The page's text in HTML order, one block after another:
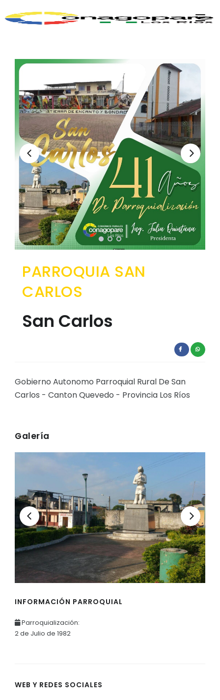
PARROQUIAS
INSTITUCIÓN
TRANSPARENCIA
EJECUCIÓN Y PRESUPUESTO
GESTIÓN ADMINISTRATIVA
Plan Anual Contratación - PAC
Plan Operativo Anual - POA
Gestión Institucional
Capacitaciones y talleres
EJECUCIÓN PRESUPUESTARIA
Procesos de contratación
SOPORTE INSTITUCIONAL
APLICATIVOS
PARROQUIA SAN
CARLOS
San Carlos
Gobierno Autonomo Parroquial Rural De San
Carlos - Canton Quevedo - Provincia Los Ríos
Galería
INFORMACIÓN PARROQUIAL
Parroquialización:
2 de Julio de 1982
WEB Y REDES SOCIALES